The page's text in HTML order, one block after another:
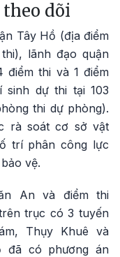
dõi
Tây Hồ (địa điểm
lãnh đạo quận
điểm thi và 1 điểm
sinh dự thi tại 103
thi dự phòng).
rà soát cơ sở vật
trí phân công lực
vệ.
An và điểm thi
trục có 3 tuyến
Thụy Khuê và
đã có phương án